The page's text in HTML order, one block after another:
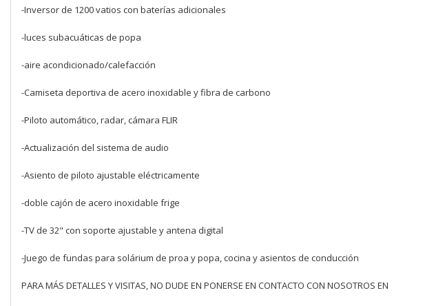
-Inversor de 1200 vatios con baterías adicionales
-luces subacuáticas de popa
-aire acondicionado/calefacción
-Camiseta deportiva de acero inoxidable y fibra de carbono
-Piloto automático, radar, cámara FLIR
-Actualización del sistema de audio
-Asiento de piloto ajustable eléctricamente
-doble cajón de acero inoxidable frige
-TV de 32" con soporte ajustable y antena digital
-Juego de fundas para solárium de proa y popa, cocina y asientos de conducción
PARA MÁS DETALLES Y VISITAS, NO DUDE EN PONERSE EN CONTACTO CON NOSOTROS EN